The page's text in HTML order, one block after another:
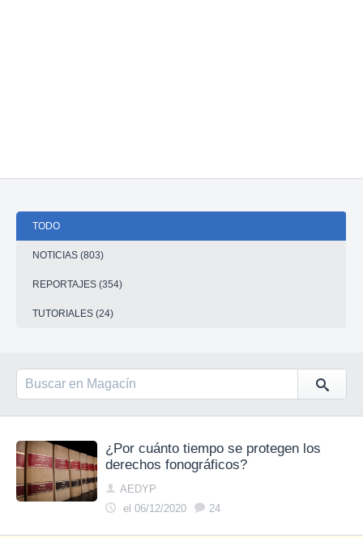
TODO
NOTICIAS (803)
REPORTAJES (354)
TUTORIALES (24)
¿Por cuánto tiempo se protegen los
derechos fonográficos?
AEDYP
el 06/12/2020
24